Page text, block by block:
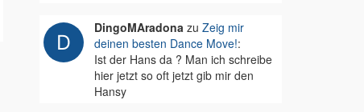
DingoMAradonazu Zeig mir
deinen besten Dance Move!:
Ist der Hans da ? Man ich schreibe
hier jetzt so oft jetzt gib mir den
Hansy